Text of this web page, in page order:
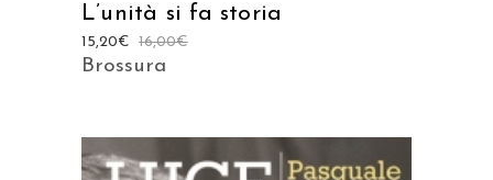
L’unità si fa storia
16,00€
15,20€
Brossura